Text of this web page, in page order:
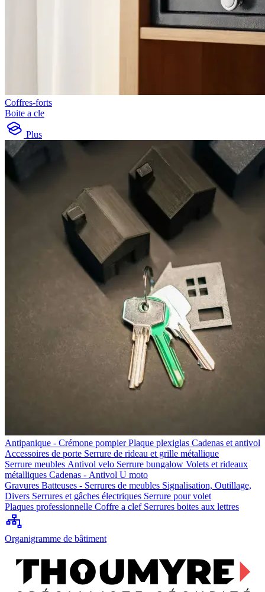
Coffres-forts
Boite a cle
Plus
Antipanique - Crémone pompierPlaque plexiglas Cadenas et antivol
Accessoires de porte Serrure de rideau et grille métallique
Serrure meubles Antivol velo Serrure bungalow Volets et rideaux
métalliques Cadenas - Antivol U moto
Gravures Batteuses - Serrures de meubles Signalisation, Outillage,
Divers Serrures et gâches électriques Serrure pour volet
Plaques professionnelle Coffre a clef Serrures boites aux lettres
Organigramme de bâtiment